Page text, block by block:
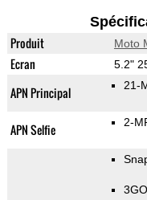
Produit Moto
Ecran 5.2"
APN Principal 21-
APN Selfie 2-